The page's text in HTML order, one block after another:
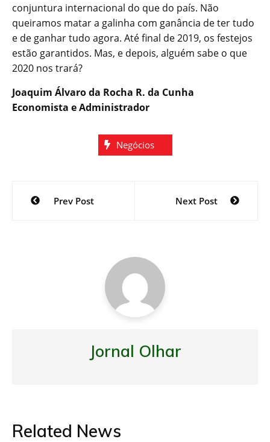
conjuntura internacional do que do país. Não
queiramos matar a galinha com ganância de ter tudo
e de ganhar tudo agora. Até final de 2019, os festejos
estão garantidos. Mas, e depois, alguém sabe o que
2020 nos trará?
Joaquim Álvaro da Rocha R. da Cunha
Economista e Administrador
Negócios
Navegação
Prev Post Next Post
Jornal Olhar
Related News